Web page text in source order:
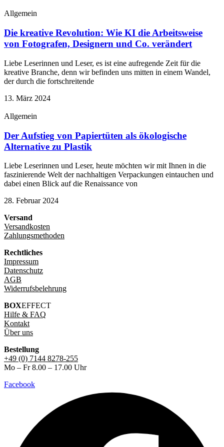
Allgemein
Die kreative Revolution: Wie KI die Arbeitsweise
von Fotografen, Designern und Co. verändert
Liebe Leserinnen und Leser, es ist eine aufregende Zeit für die
kreative Branche, denn wir befinden uns mitten in einem Wandel,
der durch die fortschreitende
13. März 2024
Allgemein
Der Aufstieg von Papiertüten als ökologische
Alternative zu Plastik
Liebe Leserinnen und Leser, heute möchten wir mit Ihnen in die
faszinierende Welt der nachhaltigen Verpackungen eintauchen und
dabei einen Blick auf die Renaissance von
28. Februar 2024
Versand
Versandkosten
Zahlungsmethoden
Rechtliches
Impressum
Datenschutz
AGB
Widerrufsbelehrung
BOXEFFECT
Hilfe & FAQ
Kontakt
Über uns
Bestellung
+49 (0) 7144 8278-255
Mo – Fr 8.00 – 17.00 Uhr
Facebook